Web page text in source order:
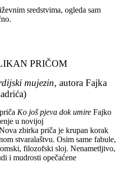
sredstvima, ogleda sam
4. 2016.
PRIČOM
mujezin, autora Fajka
Ko još pjeva dok umire Fajko
u novijoj
zbirka priča je krupan korak
stvaralaštvu. Osim same fabule,
filozofski sloj. Nenametljivo,
i mudrosti opečaćene